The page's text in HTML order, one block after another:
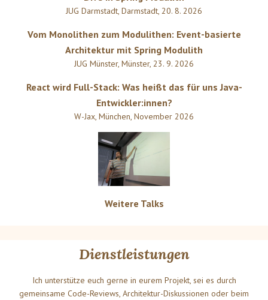
JUG Darmstadt, Darmstadt, 20. 8. 2026
Vom Monolithen zum Modulithen: Event-basierte
Architektur mit Spring Modulith
JUG Münster, Münster, 23. 9. 2026
React wird Full-Stack: Was heißt das für uns Java-
Entwickler:innen?
W-Jax, München, November 2026
Weitere Talks
Dienstleistungen
Ich unterstütze euch gerne in eurem Projekt, sei es durch
gemeinsame Code-Reviews, Architektur-Diskussionen oder beim